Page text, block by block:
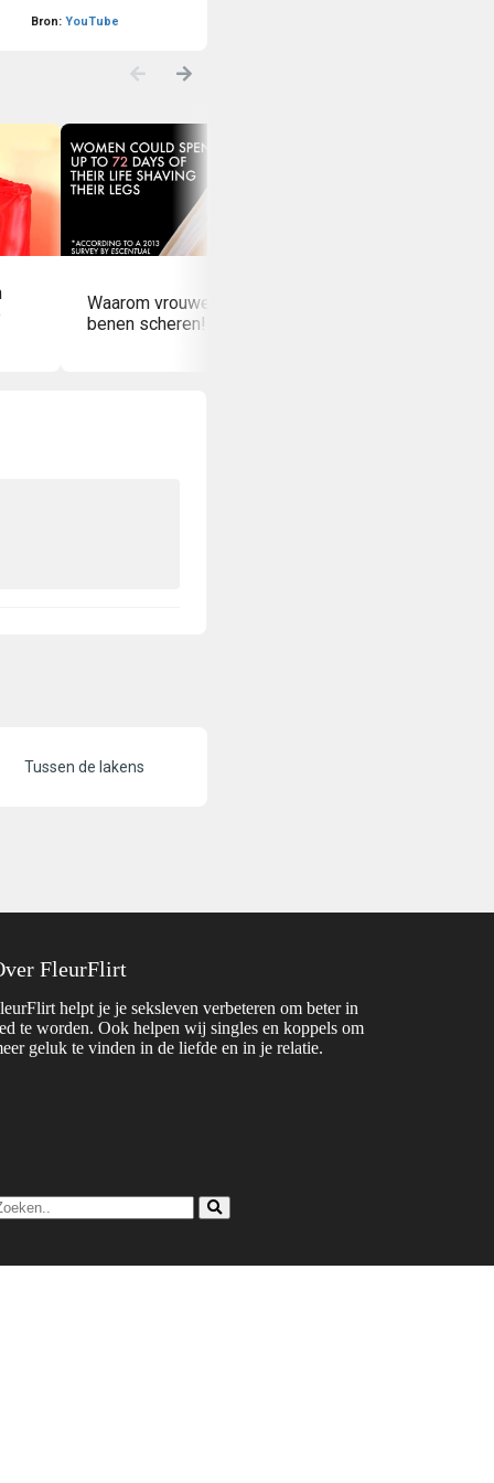
Bron: YouTube
Waarom vrouwen hun
benen scheren!
Tussen de lakens
FleurFlirt
helpt je je seksleven verbeteren om beter in
te worden. Ook helpen wij singles en koppels om
geluk te vinden in de liefde en in je relatie.